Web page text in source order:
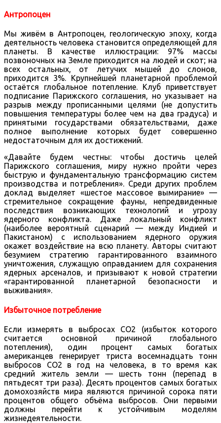
Антропоцен
Мы живём в Антропоцен, геологическую эпоху, когда
деятельность человека становится определяющей для
планеты. В качестве иллюстрации: 97% массы
позвоночных на Земле приходится на людей и скот; на
всех остальных, от летучих мышей до слонов,
приходится 3%. Крупнейшей планетарной проблемой
остаётся глобальное потепление. Клуб приветствует
подписание Парижского соглашения, но указывает на
разрыв между прописанными целями (не допустить
повышения температуры более чем на два градуса) и
принятыми государствами обязательствами, даже
полное выполнение которых будет совершенно
недостаточным для их достижений.
«Давайте будем честны: чтобы достичь целей
Парижского соглашения, миру нужно пройти через
быструю и фундаментальную трансформацию систем
производства и потребления». Среди других проблем
доклад выделяет «шестое массовое вымирание» —
стремительное сокращение фауны, непредвиденные
последствия возникающих технологий и угрозу
ядерного конфликта. Даже локальный конфликт
(наиболее вероятный сценарий — между Индией и
Пакистаном) с использованием ядерного оружия
окажет воздействие на всю планету. Авторы считают
безумием стратегию гарантированного взаимного
уничтожения, служащую оправданием для сохранения
ядерных арсеналов, и призывают к новой стратегии
«гарантированной планетарной безопасности и
выживания».
Избыточное потребление
Если измерять в выбросах CO2 (избыток которого
считается основной причиной глобального
потепления), один процент самых богатых
американцев генерирует триста восемнадцать тонн
выбросов CO2 в год на человека, в то время как
средний житель земли — шесть тонн (перепад в
пятьдесят три раза). Десять процентов самых богатых
домохозяйств мира являются причиной сорока пяти
процентов общего объёма выбросов. Они первыми
должны перейти к устойчивым моделям
жизнедеятельности.